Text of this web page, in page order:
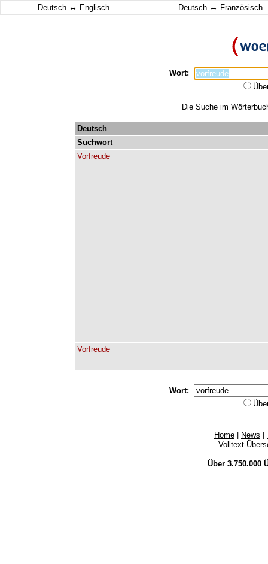
Deutsch ↔ Englisch Deutsch ↔ Französisch
Wort:
Die Suche im
Deutsch
Suchwort
Vorfreude
Vorfreude
Wort:
Home News
Volltext-
Über 3.750.000